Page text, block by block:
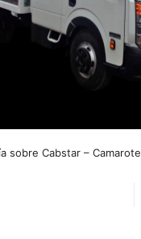
sobre Cabstar – Camarote